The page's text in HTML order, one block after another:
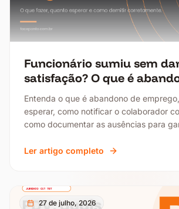
Funcionário sumiu sem
satisfação? O que é
emprego e como agir
Entenda o que é abandono de
esperar, como notificar o colaborador
como documentar as ausências para
Ler artigo completo
27 de julho, 2026